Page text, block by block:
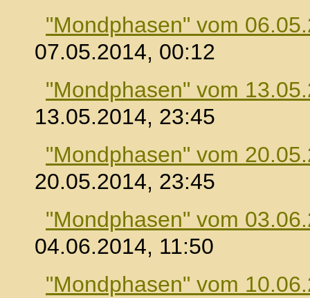
"Mondphasen" vom
07.05.2014, 00:12
"Mondphasen" vom
13.05.2014, 23:45
"Mondphasen" vom
20.05.2014, 23:45
"Mondphasen" vom
04.06.2014, 11:50
"Mondphasen" vom